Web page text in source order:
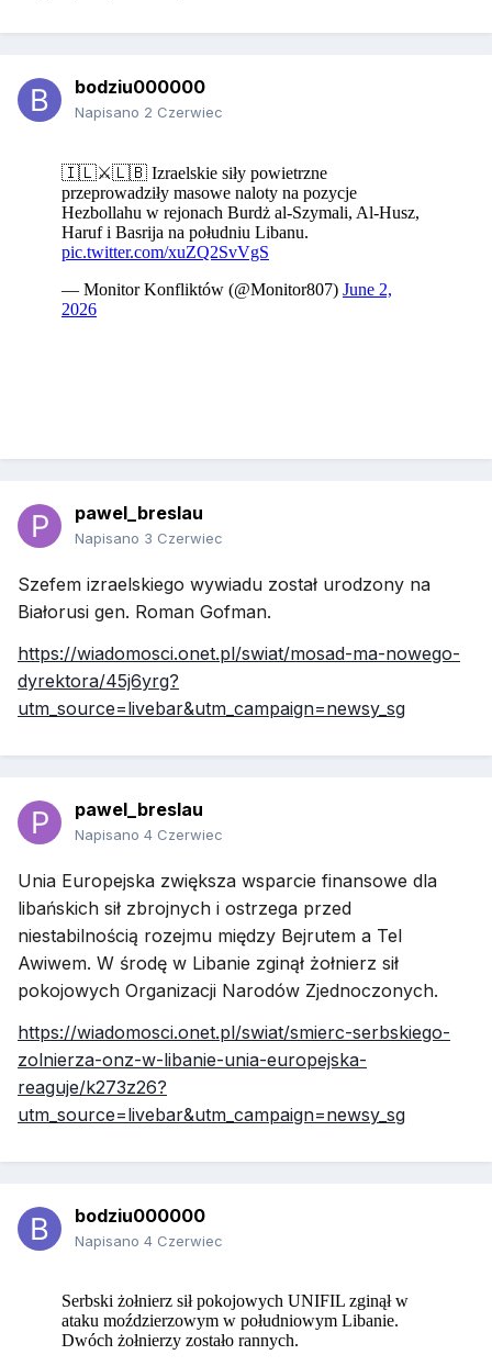
bodziu000000
Napisano 2 Czerwiec
pawel_breslau
Napisano 3 Czerwiec
Szefem izraelskiego wywiadu został urodzony na
Białorusi gen. Roman Gofman.
https://wiadomosci.onet.pl/swiat/mosad-ma-nowego-
dyrektora/45j6yrg?
utm_source=livebar&utm_campaign=newsy_sg
pawel_breslau
Napisano 4 Czerwiec
Unia Europejska zwiększa wsparcie finansowe dla
libańskich sił zbrojnych i ostrzega przed
niestabilnością rozejmu między Bejrutem a Tel
Awiwem. W środę w Libanie zginął żołnierz sił
pokojowych Organizacji Narodów Zjednoczonych.
https://wiadomosci.onet.pl/swiat/smierc-serbskiego-
zolnierza-onz-w-libanie-unia-europejska-
reaguje/k273z26?
utm_source=livebar&utm_campaign=newsy_sg
bodziu000000
Napisano 4 Czerwiec